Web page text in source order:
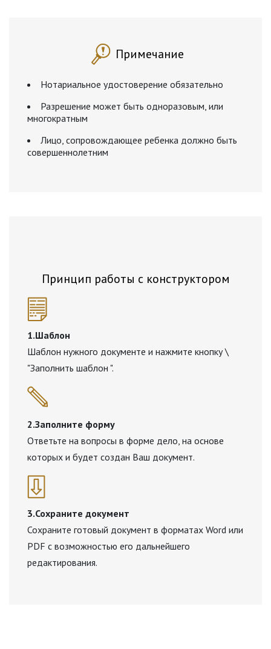
Примечание
Нотариальное удостоверение обязательно
Разрешение может быть одноразовым, или
многократным
Лицо, сопровождающее ребенка должно быть
совершеннолетним
Принцип работы с конструктором
1.Шаблон
Шаблон нужного документе и нажмите кнопку \
"Заполнить шаблон ".
2.Заполните форму
Ответьте на вопросы в форме дело, на основе
которых и будет создан Ваш документ.
3.Сохраните документ
Сохраните готовый документ в форматах Word или
PDF с возможностью его дальнейшего
редактирования.